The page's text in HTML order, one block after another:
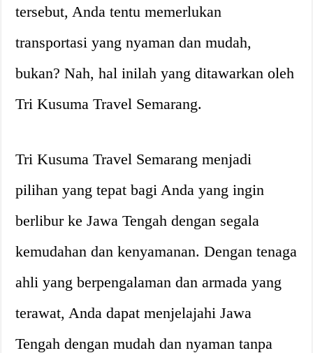
tersebut, Anda tentu memerlukan
transportasi yang nyaman dan mudah,
bukan? Nah, hal inilah yang ditawarkan oleh
Tri Kusuma Travel Semarang.
Tri Kusuma Travel Semarang menjadi
pilihan yang tepat bagi Anda yang ingin
berlibur ke Jawa Tengah dengan segala
kemudahan dan kenyamanan. Dengan tenaga
ahli yang berpengalaman dan armada yang
terawat, Anda dapat menjelajahi Jawa
Tengah dengan mudah dan nyaman tanpa